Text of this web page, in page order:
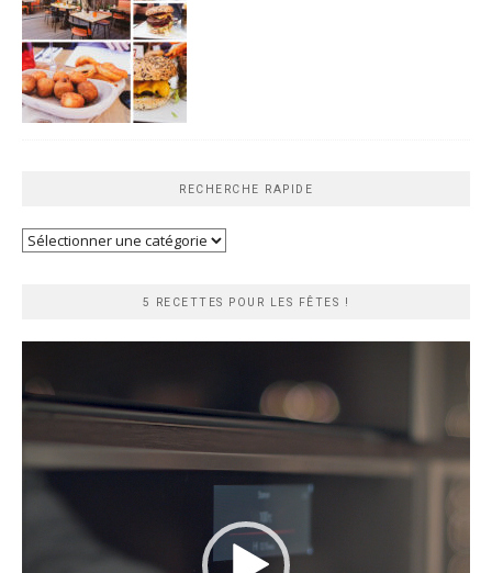
RECHERCHE RAPIDE
Recherche
5 RECETTES POUR LES FÊTES !